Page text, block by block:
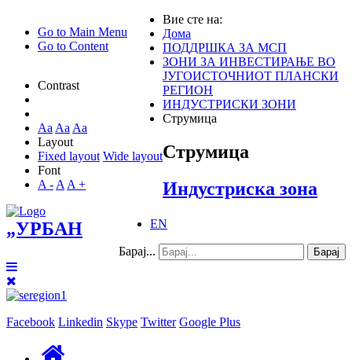
Go to Main Menu
Go to Content
Contrast
Aa Aa Aa
Layout
Fixed layout Wide layout
Font
A - A A +
EN
Барај... Барај
Facebook Linkedin Skype Twitter Google Plus
Вие сте на:
Дома
ПОДДРШКА ЗА МСП
ЗОНИ ЗА ИНВЕСТИРАЊЕ ВО
ЈУГОИСТОЧНИОТ ПЛАНСКИ
РЕГИОН
ИНДУСТРИСКИ ЗОНИ
Струмица
Струмица
Индустриска зона
„УРБАН